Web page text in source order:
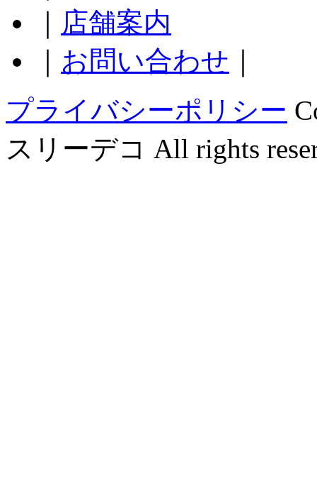
店舗案内
お問い合わせ
プライバシーポリシー
スリーデコ All rights